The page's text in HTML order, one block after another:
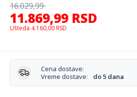
11.869,99 RSD
16.029,99
Ušteda 4.160,00 RSD
Cena dostave:
Vreme dostave:
do 5 dana